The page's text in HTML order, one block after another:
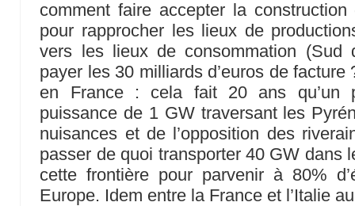
comment faire accepter la
pour rapprocher les lieux de
vers les lieux de consommation
payer les 30 milliards d’euros de
en France : cela fait 20 ans qu’un
puissance de 1 GW traversant les
nuisances et de l’opposition des
passer de quoi transporter 40 GW dans
cette frontière pour parvenir à 80%
Europe. Idem entre la France et l’Italie